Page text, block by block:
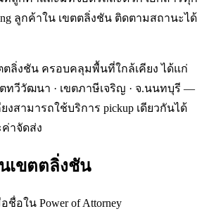
ลูกค้าใน เขตตลิ่งชัน ติดตามสถานะได้
ตลิ่งชัน ครอบคลุมพื้นที่ใกล้เคียง ได้แก่
ตทวีวัฒนา · เขตภาษีเจริญ · จ.นนทบุรี —
สามารถใช้บริการ pickup เดียวกันได้
ค่าจัดส่ง
เขตตลิ่งชัน
ชื่อใน Power of Attorney